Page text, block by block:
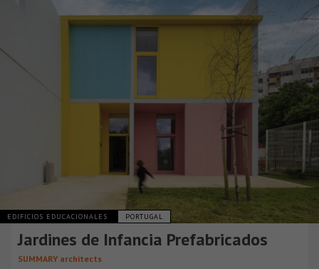
EDIFICIOS EDUCACIONALES PORTUGAL
Jardines de Infancia Prefabricados
SUMMARY architects